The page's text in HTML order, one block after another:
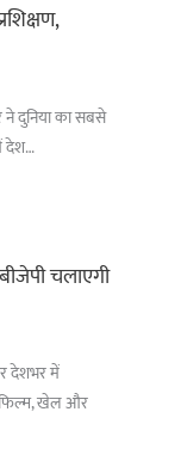
ने दुनिया का सबसे
देश…
चलाएगी
देशभर में
खेल और